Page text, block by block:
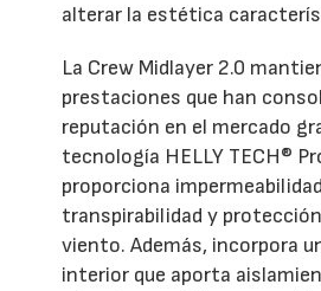
alterar la estética
La Crew Midlayer 2.0
prestaciones que han
reputación en el mercado
tecnología HELLY TECH®
proporciona
transpirabilidad y
viento. Además, incorpora
interior que aporta